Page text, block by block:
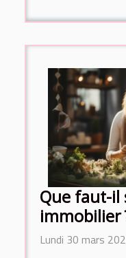
Que faut-il
immobilier
Lundi 30 mars